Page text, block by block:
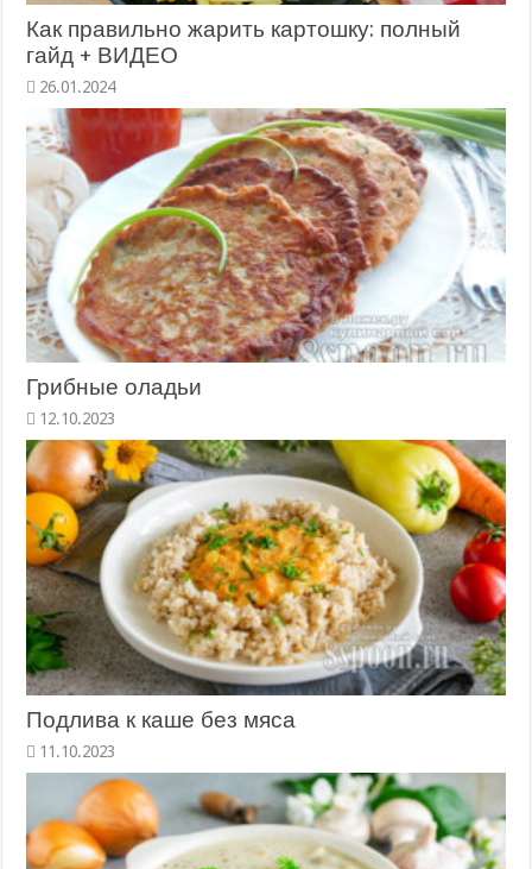
Как правильно жарить картошку: полный
гайд + ВИДЕО
Грибные оладьи
Подлива к каше без мяса